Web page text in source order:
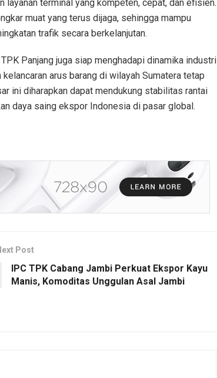
layanan terminal yang kompeten, cepat, dan efisien.
muat yang terus dijaga, sehingga mampu
trafik secara berkelanjutan.
Panjang juga siap menghadapi dinamika industri
arus barang di wilayah Sumatera tetap
ini diharapkan dapat mendukung stabilitas rantai
daya saing ekspor Indonesia di pasar global.
Post
IPC TPK Cabang Jambi Perkuat Ekspor Kayu
Manis, Komoditas Unggulan Asal Jambi